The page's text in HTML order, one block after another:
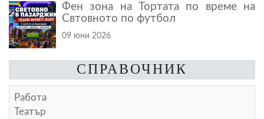
Фен зона на Тортата по време на
Свтовното по футбол
09 юни 2026
СПРАВОЧНИК
Работа
Театър